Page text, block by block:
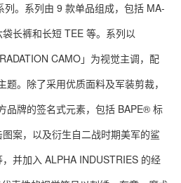
列。系列由 9 款单品组成，包括 MA-
长裤和长短 TEE 等。系列以
CAMO」为视觉主调，配
。除了采用优质面料及军装剪裁，
品牌的签名式元素，包括 BAPE® 标
案，以及衍生自二战时期美军的鲨
并加入 ALPHA INDUSTRIES 的经